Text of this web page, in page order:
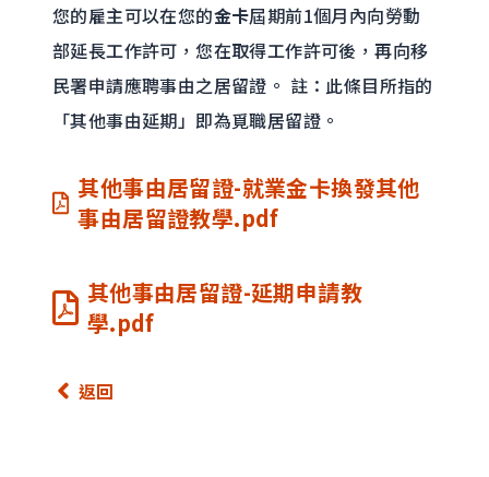
您的雇主可以在您的金卡屆期前1個月內向勞動
部延長工作許可，您在取得工作許可後，再向移
民署申請應聘事由之居留證。 註：此條目所指的
「其他事由延期」即為覓職居留證。
其他事由居留證-就業金卡換發其他
事由居留證教學.pdf
其他事由居留證-延期申請教
學.pdf
返回